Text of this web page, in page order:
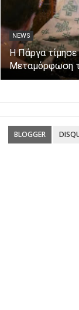
NEWS
Η Πάργα τίμησε
Μεταμόρφωση
BLOGGER